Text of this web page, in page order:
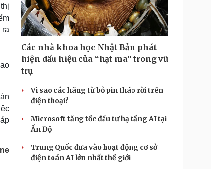
nghiệp 24h
nhân
đồng
Tin Công nghệ
Trải nghiệm
Chuyển đổi số
Podcast
Câu chuyện thời sự
Cửa sổ tình yêu
Kể chuyện cho bé
ra
Các nhà khoa học Nhật Bản phát
hiện dấu hiệu của “hạt ma” trong vũ
trụ
Vì sao các hãng từ bỏ pin tháo rời trên
điện thoại?
Microsoft tăng tốc đầu tư hạ tầng AI tại
Ấn Độ
Trung Quốc đưa vào hoạt động cơ sở
điện toán AI lớn nhất thế giới